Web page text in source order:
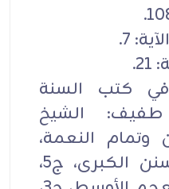
في كتب السنة
طفيف: الشيخ
النعمة،
ص:235./ النسائي، السنن الكبرى، ج5،